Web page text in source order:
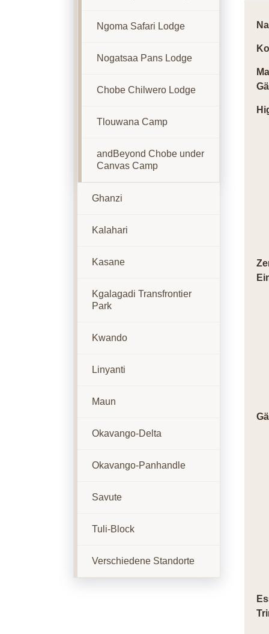
Ngoma Safari Lodge
Nogatsaa Pans Lodge
Chobe Chilwero Lodge
Tlouwana Camp
andBeyond Chobe under
Canvas Camp
Ghanzi
Kalahari
Kasane
Kgalagadi Transfrontier
Park
Kwando
Linyanti
Maun
Okavango-Delta
Okavango-Panhandle
Savute
Tuli-Block
Verschiedene Standorte